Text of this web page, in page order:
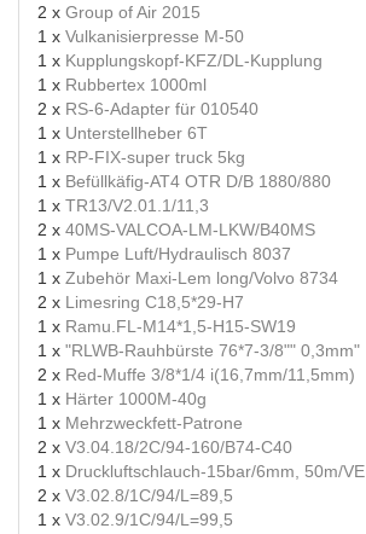
2 x Group of Air 2015
1 x Vulkanisierpresse M-50
1 x Kupplungskopf-KFZ/DL-Kupplung
1 x Rubbertex 1000ml
2 x RS-6-Adapter für 010540
1 x Unterstellheber 6T
1 x RP-FIX-super truck 5kg
1 x Befüllkäfig-AT4 OTR D/B 1880/880
1 x TR13/V2.01.1/11,3
2 x 40MS-VALCOA-LM-LKW/B40MS
1 x Pumpe Luft/Hydraulisch 8037
1 x Zubehör Maxi-Lem long/Volvo 8734
2 x Limesring C18,5*29-H7
1 x Ramu.FL-M14*1,5-H15-SW19
1 x "RLWB-Rauhbürste 76*7-3/8"" 0,3mm"
2 x Red-Muffe 3/8*1/4 i(16,7mm/11,5mm)
1 x Härter 1000M-40g
1 x Mehrzweckfett-Patrone
2 x V3.04.18/2C/94-160/B74-C40
1 x Druckluftschlauch-15bar/6mm, 50m/VE
2 x V3.02.8/1C/94/L=89,5
1 x V3.02.9/1C/94/L=99,5